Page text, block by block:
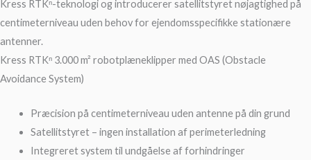
Kress RTKⁿ-teknologi og introducerer satellitstyret nøjagtighed på
centimeterniveau uden behov for ejendomsspecifikke stationære
antenner.
Kress RTKⁿ 3.000 m² robotplæneklipper med OAS (Obstacle
Avoidance System)
Præcision på centimeterniveau uden antenne på din grund
Satellitstyret – ingen installation af perimeterledning
Integreret system til undgåelse af forhindringer